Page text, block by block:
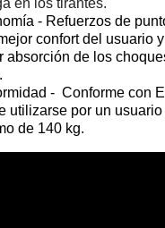
en los tirantes.
- Refuerzos de
confort del usuario
absorción de los
- Conforme con
utilizarse por un
de 140 kg.